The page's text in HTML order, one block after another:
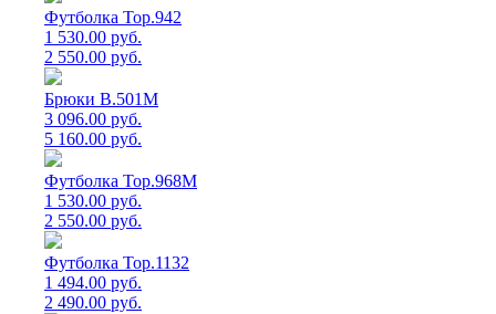
Футболка Top.942
1 530.00 руб.
2 550.00 руб.
Брюки B.501M
3 096.00 руб.
5 160.00 руб.
Футболка Top.968M
1 530.00 руб.
2 550.00 руб.
Футболка Top.1132
1 494.00 руб.
2 490.00 руб.